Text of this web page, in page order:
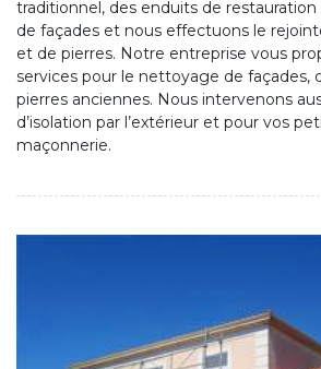
traditionnel, des enduits de
de façades et nous effectuons le
et de pierres. Notre entreprise vous
services pour le nettoyage de façades,
pierres anciennes. Nous intervenons
d’isolation par l’extérieur et pour vos
maçonnerie.